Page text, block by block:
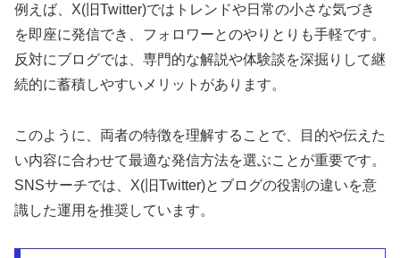
例えば、X(旧Twitter)ではトレンドや日常の小さな気づき
を即座に発信でき、フォロワーとのやりとりも手軽です。
反対にブログでは、専門的な解説や体験談を深掘りして継
続的に蓄積しやすいメリットがあります。
このように、両者の特徴を理解することで、目的や伝えた
い内容に合わせて最適な発信方法を選ぶことが重要です。
SNSサーチでは、X(旧Twitter)とブログの役割の違いを意
識した運用を推奨しています。